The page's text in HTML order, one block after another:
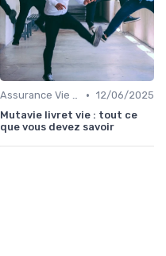
Assurance Vie et Épargne • 12/06/2025
Mutavie livret vie : tout ce
que vous devez savoir